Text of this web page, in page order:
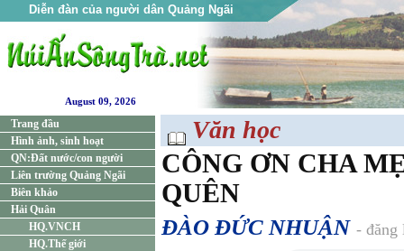
Diễn đàn của người dân Quảng Ngãi
August 09, 2026
Trang đầu
Hình ảnh, sinh hoạt
QN:Đất nước/con người
Liên trường Quảng Ngãi
Biên khảo
Hải Quân
HQ.VNCH
HQ.Thế giới
Văn học
CÔNG ƠN CHA
QUÊN
ĐÀO ĐỨC NHUẬN - đăng